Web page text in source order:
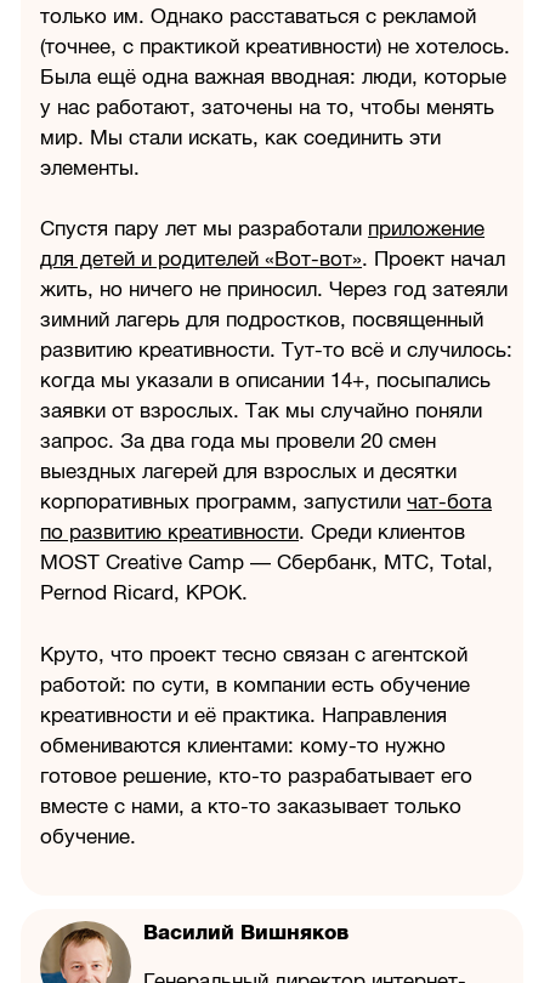
только им. Однако расставаться с рекламой
(точнее, с практикой креативности) не хотелось.
Была ещё одна важная вводная: люди, которые
у нас работают, заточены на то, чтобы менять
мир. Мы стали искать, как соединить эти
элементы.
Спустя пару лет мы разработали приложение
для детей и родителей «Вот-вот». Проект начал
жить, но ничего не приносил. Через год затеяли
зимний лагерь для подростков, посвященный
развитию креативности. Тут-то всё и случилось:
когда мы указали в описании 14+, посыпались
заявки от взрослых. Так мы случайно поняли
запрос. За два года мы провели 20 смен
выездных лагерей для взрослых и десятки
корпоративных программ, запустиличат-бота
по развитию креативности. Среди клиентов
MOST Creative Camp — Сбербанк, МТС, Total,
Pernod Ricard, КРОК.
Круто, что проект тесно связан с агентской
работой: по сути, в компании есть обучение
креативности и её практика. Направления
обмениваются клиентами: кому-то нужно
готовое решение, кто-то разрабатывает его
вместе с нами, а кто-то заказывает только
обучение.
Василий Вишняков